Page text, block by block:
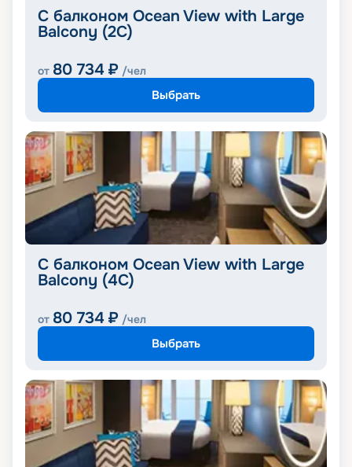
С балконом Ocean View with Large
Balcony (2C)
от 80 734 ₽ /чел
Выбрать
С балконом Ocean View with Large
Balcony (4C)
от 80 734 ₽ /чел
Выбрать